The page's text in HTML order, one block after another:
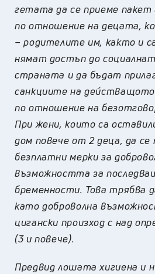
гетата да се приеме
по отношение на децата,
– родителите им, както и
нямат достъп до
страната и да бъдат
санкциите на
по отношение на
При жени, които са
дом повече от 2 деца, да
безплатни мерки за
възможността за
бременности. Това трябва
като доброволна
цигански произход с над
(3 и повече).
Предвид лошата хигиена и